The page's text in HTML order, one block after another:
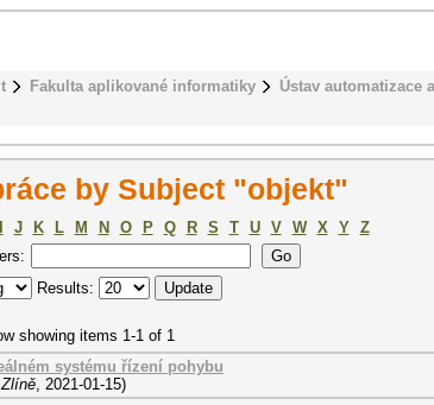
Fakulta aplikované informatiky Ústav automatizace
by Subject "objekt"
J K L M N O P Q R S T U V W X Y
Z
Results:
showing items 1-1 of 1
systému řízení pohybu
, 2021-01-15)